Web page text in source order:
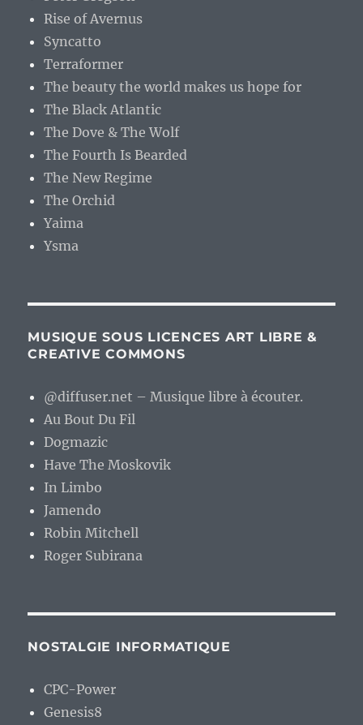
Rise of Avernus
Syncatto
Terraformer
The beauty the world makes us hope for
The Black Atlantic
The Dove & The Wolf
The Fourth Is Bearded
The New Regime
The Orchid
Yaima
Ysma
MUSIQUE SOUS LICENCES ART LIBRE &
CREATIVE COMMONS
@diffuser.net – Musique libre à écouter.
Au Bout Du Fil
Dogmazic
Have The Moskovik
In Limbo
Jamendo
Robin Mitchell
Roger Subirana
NOSTALGIE INFORMATIQUE
CPC-Power
Genesis8